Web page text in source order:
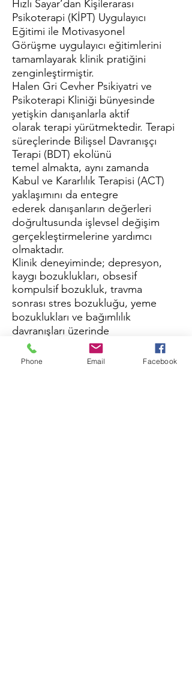
Hızlı Sayar’dan Kişilerarası
Psikoterapi (KİPT) Uygulayıcı
Eğitimi ile Motivasyonel
Görüşme uygulayıcı eğitimlerini
tamamlayarak klinik pratiğini
zenginleştirmiştir.
Halen Gri Cevher Psikiyatri ve
Psikoterapi Kliniği bünyesinde
yetişkin danışanlarla aktif
olarak terapi yürütmektedir. Terapi
süreçlerinde Bilişsel Davranışçı
Terapi (BDT) ekolünü
temel almakta, aynı zamanda
Kabul ve Kararlılık Terapisi (ACT)
yaklaşımını da entegre
ederek danışanların değerleri
doğrultusunda işlevsel değişim
gerçekleştirmelerine yardımcı
olmaktadır.
Klinik deneyiminde; depresyon,
kaygı bozuklukları, obsesif
kompulsif bozukluk, travma
sonrası stres bozukluğu, yeme
bozuklukları ve bağımlılık
davranışları üzerinde
yoğunlaşmıştır.
Uzmanlık Alanları / Terapötik
Phone Email Facebook